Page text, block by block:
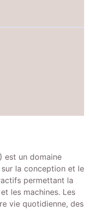
est un domaine
la conception et le
permettant la
les machines. Les
vie quotidienne, des